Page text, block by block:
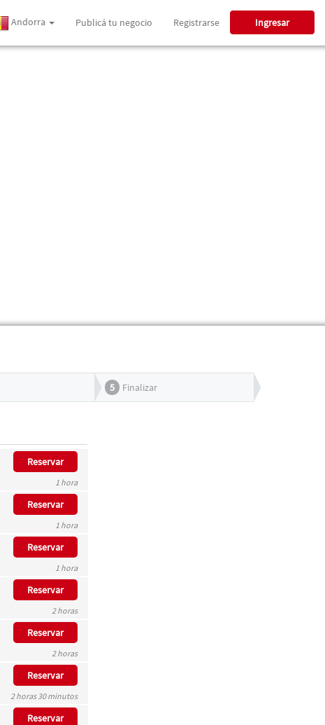
Andorra Publicá tu negocio Registrarse Ingresar
5 Finalizar
Reservar
1 hora
Reservar
1 hora
Reservar
1 hora
Reservar
2 horas
Reservar
2 horas
Reservar
2 horas 30 minutos
Reservar